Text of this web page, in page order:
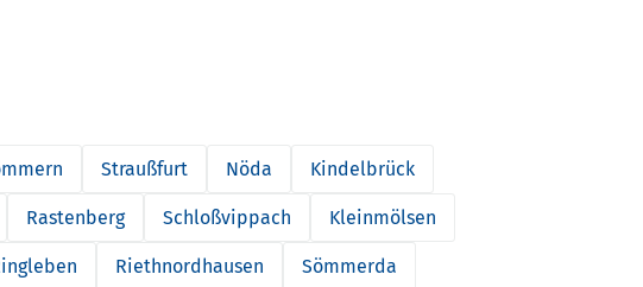
Straußfurt Nöda Kindelbrück
Rastenberg Schloßvippach Kleinmölsen
Riethnordhausen Sömmerda